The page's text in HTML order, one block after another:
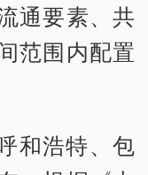
通要素、共
范围内配置
和浩特、包